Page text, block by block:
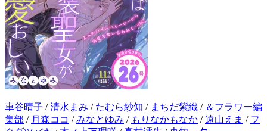
車谷晴子 /清水まみ / たむら紗知 / まちだ紫織 / ＆フラワー編
集部 / 月森ココ /みなとゆみ / もりなかもなか /遠山えま / フ